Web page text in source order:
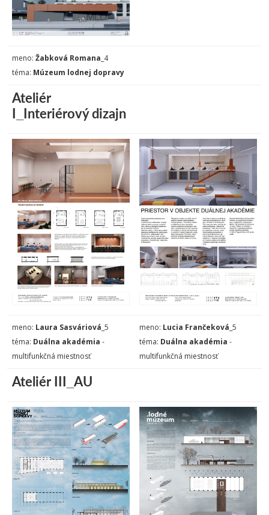
meno: Žabková Romana _4
téma: Múzeum lodnej dopravy
Ateliér
I_Interiérový dizajn
meno: Laura Sasváriová _5
téma: Duálna akadémia -
multifunkčná miestnosť
meno: Lucia Frančeková _5
téma: Duálna akadémia -
multifunkčná miestnosť
Ateliér III_AU